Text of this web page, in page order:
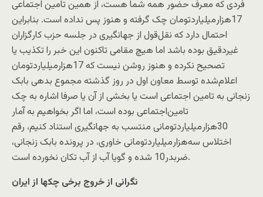
فردی که معرف حضور همه شما هست، از همین تامین اجتماعی
17‌هزار‌میلیاردتومان چک گرفته و هنوز پس نداده است. بنابراین
احتمال دارد که نقل‌قول از جهانگیری در جلسه حزب کارگزاران
غیردقیق بوده باشد اما هیچ مقامی تاکنون این خبر را تکذیب یا
تصحیح نکرده و هنوز روشن نیست که 17‌هزارمیلیاردتومان
اعلام‌شده توسط معاون اول در روز گذشته مجموع بدهی بابک
زنجانی به تامین اجتماعی است یا بخشی از آن یا صرفا اشاره به چک
تامین‌اجتماعی بوده است، اما اگر بخواهیم به آمار
30‌هزار‌میلیاردتومانی منتسب به جهانگیری استناد کنیم، رقم
اختلاس سه‌هزار‌میلیاردتومانی خاوری، در پرونده بابک زنجانی،
ضربدر10 شده و گویا آب از آب تکان نخورده است.
نگرانی از خروج برخی چک‏ها از ایران